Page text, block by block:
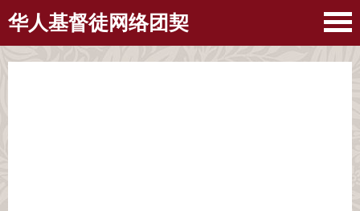
华人基督徒网络团契